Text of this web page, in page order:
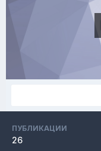
ПУБЛИКАЦИИ
26